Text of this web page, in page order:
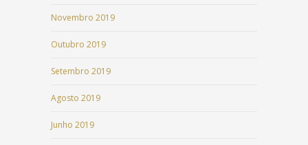
Novembro 2019
Outubro 2019
Setembro 2019
Agosto 2019
Junho 2019